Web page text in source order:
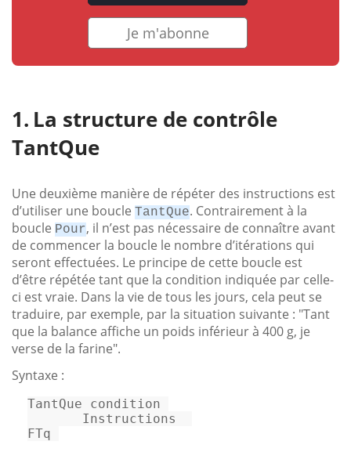
Je m'abonne
La structure de contrôle
TantQue
Une deuxième manière de répéter des instructions est
d’utiliser une boucle TantQue. Contrairement à la
boucle Pour, il n’est pas nécessaire de connaître avant
de commencer la boucle le nombre d’itérations qui
seront effectuées. Le principe de cette boucle est
d’être répétée tant que la condition indiquée par celle-
ci est vraie. Dans la vie de tous les jours, cela peut se
traduire, par exemple, par la situation suivante : "Tant
que la balance affiche un poids inférieur à 400 g, je
verse de la farine".
Syntaxe :
TantQue condition
Instructions
FTq